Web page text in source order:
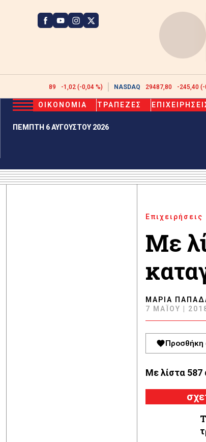
2622,89 -1,02 (-0,04 %) NASDAQ 29487,80 -245,40 (-
ΠΕΜΠΤΗ 6 ΑΥΓΟΥΣΤΟΥ 2026
ΟΙΚΟΝΟΜΙΑ ΤΡΑΠΕΖΕΣ
Επιχειρήσεις
Με
ΜΑΡΊΑ
7 ΜΑΪ́ΟΥ |
Προσθήκη
Με λίστα 587